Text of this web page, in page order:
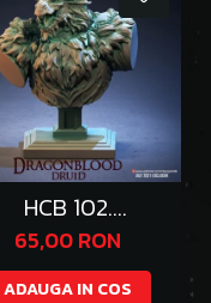
HCB 102.
Druid
65,00 RON
ADAUGA IN COS